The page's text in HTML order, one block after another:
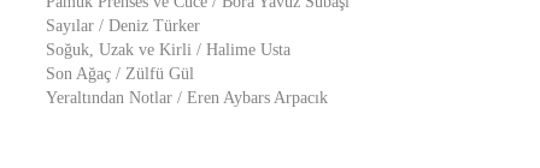
Sayılar / Deniz Türker
Soğuk, Uzak ve Kirli / Halime Usta
Son Ağaç / Zülfü Gül
Yeraltından Notlar / Eren Aybars Arpacık